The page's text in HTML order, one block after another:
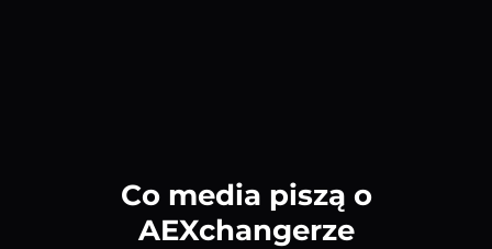
Co media piszą o
AEXchangerze